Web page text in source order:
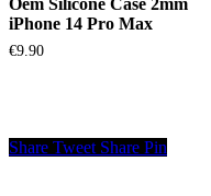
iPhone 14 Pro Max
€9.90
Share Tweet Share Pin